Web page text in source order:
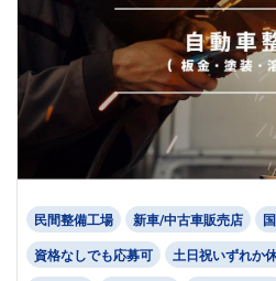
民間整備工場 新車/中古車販売店
資格なしでも応募可 土日祝いずれか